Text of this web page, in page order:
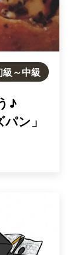
級～中級
♪
ン」